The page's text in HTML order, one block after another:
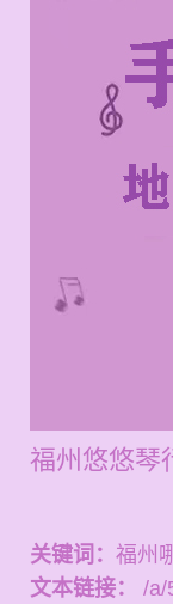
福州悠悠琴
关键词： 福州
文本链接：
/a/